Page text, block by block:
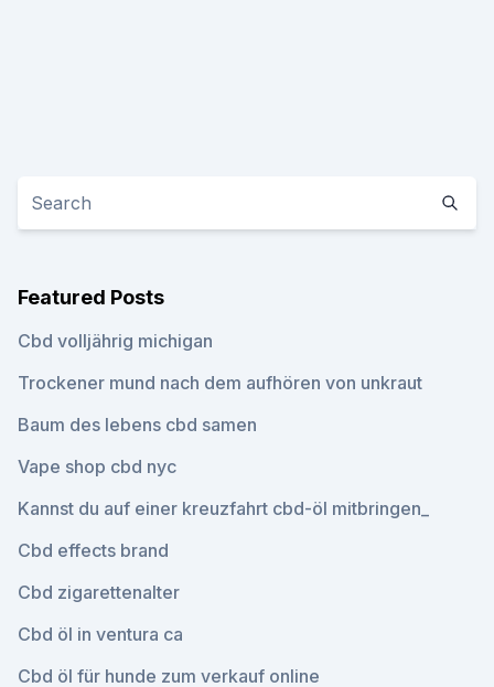
Featured Posts
Cbd volljährig michigan
Trockener mund nach dem aufhören von unkraut
Baum des lebens cbd samen
Vape shop cbd nyc
Kannst du auf einer kreuzfahrt cbd-öl mitbringen_
Cbd effects brand
Cbd zigarettenalter
Cbd öl in ventura ca
Cbd öl für hunde zum verkauf online